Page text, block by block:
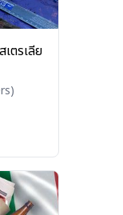
ตรเลีย